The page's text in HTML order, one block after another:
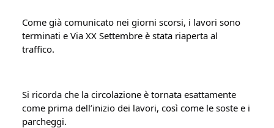
Come già comunicato nei giorni scorsi, i lavori sono
terminati e Via XX Settembre è stata riaperta al
traffico.
Si ricorda che la circolazione è tornata esattamente
come prima dell’inizio dei lavori, così come le soste e i
parcheggi.